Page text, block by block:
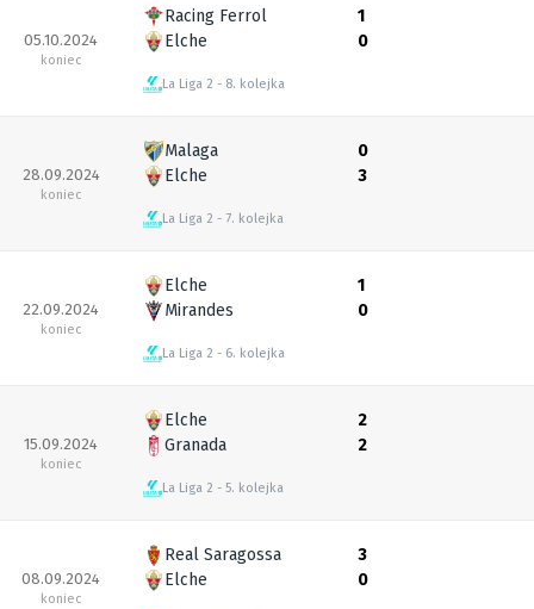
05.10.2024
koniec
Racing Ferrol
Elche
La Liga 2 8. kolejka
1
0
28.09.2024
koniec
Malaga
Elche
La Liga 2 7. kolejka
0
3
22.09.2024
koniec
Elche
Mirandes
La Liga 2 6. kolejka
1
0
15.09.2024
koniec
Elche
Granada
La Liga 2 5. kolejka
2
2
08.09.2024
koniec
Real Saragossa
Elche
3
0